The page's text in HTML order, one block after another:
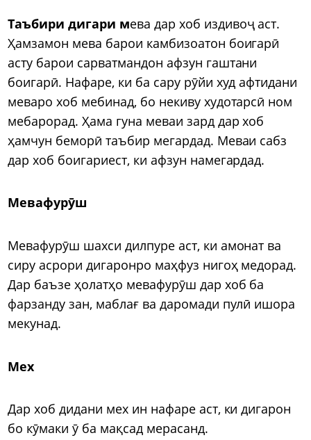
Таъбири дигари мева дар хоб издивоҷ аст.
Ҳамзамон мева барои камбизоатон боигарӣ
асту барои сарватмандон афзун гаштани
боигарӣ. Нафаре, ки ба сару рӯйи худ афтидани
меваро хоб мебинад, бо некиву худотарсӣ ном
мебарорад. Ҳама гуна меваи зард дар хоб
ҳамчун беморӣ таъбир мегардад. Меваи сабз
дар хоб боигариест, ки афзун намегардад.
Мевафурӯш
Мевафурӯш шахси дилпуре аст, ки амонат ва
сиру асрори дигаронро маҳфуз нигоҳ медорад.
Дар баъзе ҳолатҳо мевафурӯш дар хоб ба
фарзанду зан, маблағ ва даромади пулӣ ишора
мекунад.
Мех
Дар хоб дидани мех ин нафаре аст, ки дигарон
бо кӯмаки ӯ ба мақсад мерасанд.